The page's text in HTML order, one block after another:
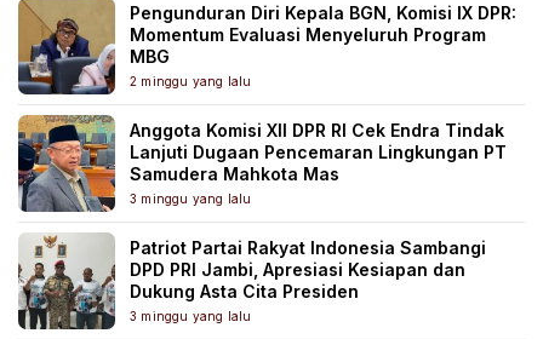
Pengunduran Diri Kepala BGN, Komisi IX DPR:
Momentum Evaluasi Menyeluruh Program
MBG
2 minggu yang lalu
Anggota Komisi XII DPR RI Cek Endra Tindak
Lanjuti Dugaan Pencemaran Lingkungan PT
Samudera Mahkota Mas
3 minggu yang lalu
Patriot Partai Rakyat Indonesia Sambangi
DPD PRI Jambi, Apresiasi Kesiapan dan
Dukung Asta Cita Presiden
3 minggu yang lalu